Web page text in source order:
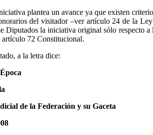
plantea un avance ya que existen
del visitador –ver artículo 24 de la
Diputados la iniciativa original sólo respecto
72 Constitucional.
a la letra dice:
de la Federación y su Gaceta